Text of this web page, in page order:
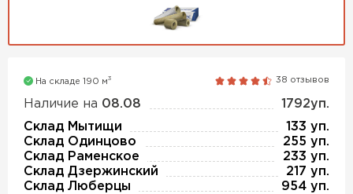
На складе 190 м3 38 отзывов
Наличие на 08.08
1792уп.
Склад Мытищи
133 уп.
Склад Одинцово
255 уп.
Склад Раменское
233 уп.
Склад Дзержинский
217 уп.
Склад Люберцы
954 уп.
Утеплитель Тизол
Утеплитель Изотек
ПЕРЕЙТИ
Утеплитель Paroc
Утеплитель Изомин
Утеплитель Юматекс